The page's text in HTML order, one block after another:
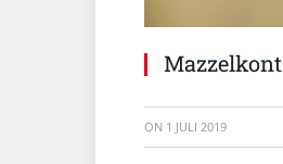
Mazzelkont
ON 1 JULI 2019